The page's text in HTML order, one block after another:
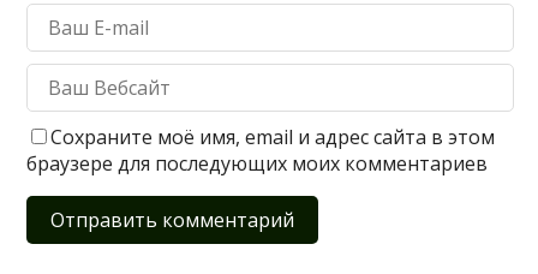
Сохраните моё имя, email и адрес сайта в этом
браузере для последующих моих комментариев